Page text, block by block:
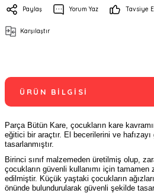
Paylaş Yorum Yaz Tavsiye
Karşılaştır
ÜRÜN BILGISI
Parça Bütün Kare, çocukların kare
eğitici bir araçtır. El becerilerini ve
tasarlanmıştır.
Birinci sınıf malzemeden üretilmiş olup,
çocukların güvenli kullanımı için tamamen
edilmiştir. Küçük yaştaki çocukların
önünde bulundurularak güvenli şekilde